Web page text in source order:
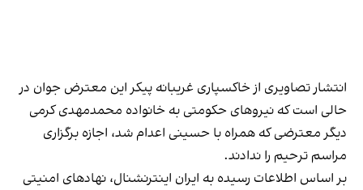
انتشار تصاویری از خاکسپاری غریبانه پیکر این معترض جوان در
حالی است که نیروهای حکومتی به خانواده محمدمهدی کرمی
دیگر معترضی که همراه با حسینی اعدام شد، اجازه برگزاری
مراسم ترحیم را ندادند.
بر اساس اطلاعات رسیده به ایران اینترنشنال،‌ نهادهای امنیتی